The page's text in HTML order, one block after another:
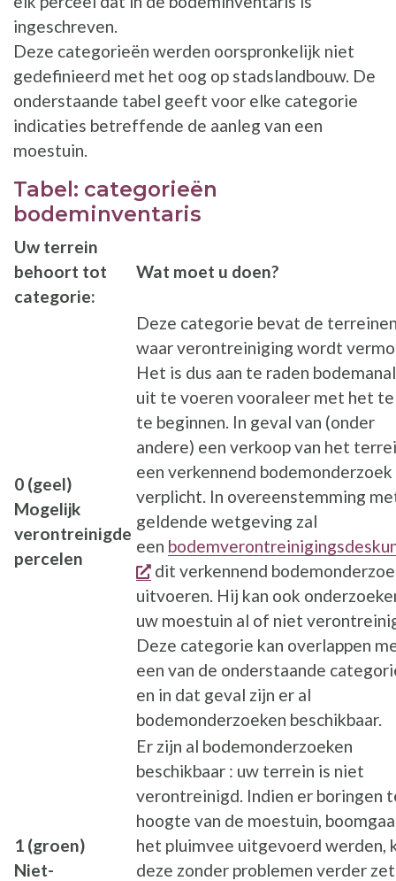
ingeschreven.
Deze categorieën werden oorspronkelijk niet
gedefinieerd met het oog op stadslandbouw. De
onderstaande tabel geeft voor elke categorie
indicaties betreffende de aanleg van een
moestuin.
Tabel: categorieën
bodeminventaris
Uw terrein
behoort tot
categorie:
Wat moet u doen?
0 (geel)
Mogelijk
verontreinigde
percelen
Deze categorie bevat de
waar verontreiniging wordt
Het is dus aan te raden
uit te voeren vooraleer met het
te beginnen. In geval van (onder
andere) een verkoop van het
een verkennend bodemonderzoek
verplicht. In overeenstemming
geldende wetgeving zal
een
opent een nieuw venster
dit verkennend
uitvoeren. Hij kan ook
uw moestuin al of niet
Deze categorie kan overlappen
een van de onderstaande
en in dat geval zijn er al
bodemonderzoeken beschikbaar.
1 (groen)
Niet-
Er zijn al bodemonderzoeken
beschikbaar : uw terrein is niet
verontreinigd. Indien er boringen
hoogte van de moestuin,
het pluimvee uitgevoerd werden,
deze zonder problemen verder